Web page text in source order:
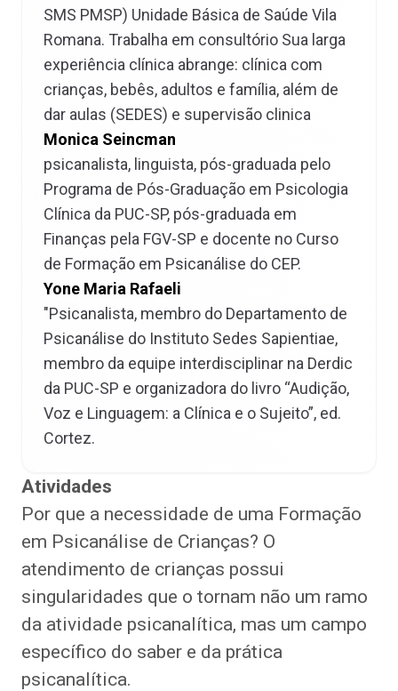
Atividades
Por que a necessidade de uma Formação
em Psicanálise de Crianças? O
atendimento de crianças possui
singularidades que o tornam não um ramo
da atividade psicanalítica, mas um campo
específico do saber e da prática
psicanalítica.
SMS PMSP) Unidade Básica de Saúde Vila
Romana. Trabalha em consultório Sua larga
experiência clínica abrange: clínica com
crianças, bebês, adultos e família, além de
dar aulas (SEDES) e supervisão clinica
Monica Seincman
psicanalista, linguista, pós-graduada pelo
Programa de Pós-Graduação em Psicologia
Clínica da PUC-SP, pós-graduada em
Finanças pela FGV-SP e docente no Curso
de Formação em Psicanálise do CEP.
Yone Maria Rafaeli
"Psicanalista, membro do Departamento de
Psicanálise do Instituto Sedes Sapientiae,
membro da equipe interdisciplinar na Derdic
da PUC-SP e organizadora do livro “Audição,
Voz e Linguagem: a Clínica e o Sujeito”, ed.
Cortez.